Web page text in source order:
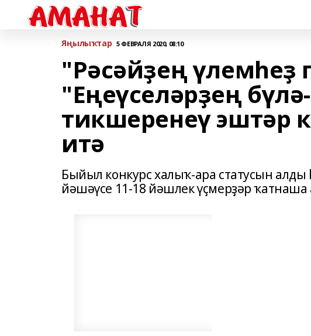
Яңылыҡтар 5 ФЕВРАЛЯ 2020, 08:10
"Рәсәйҙең үлемһеҙ
"Еңеүселәрҙең
тикшеренеү эштәр
итә
Быйыл конкурс халыҡ-ара статусын
йәшәүсе 11-18 йәшлек үҫмерҙәр ҡатнаша